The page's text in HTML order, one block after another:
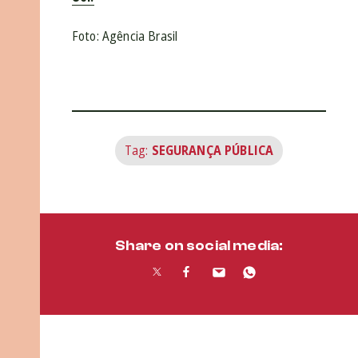
Foto: Agência Brasil
Tag: SEGURANÇA PÚBLICA
Share on social media: